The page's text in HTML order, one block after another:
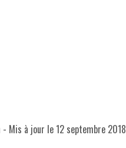
- Mis à jour le12 septembre 2018